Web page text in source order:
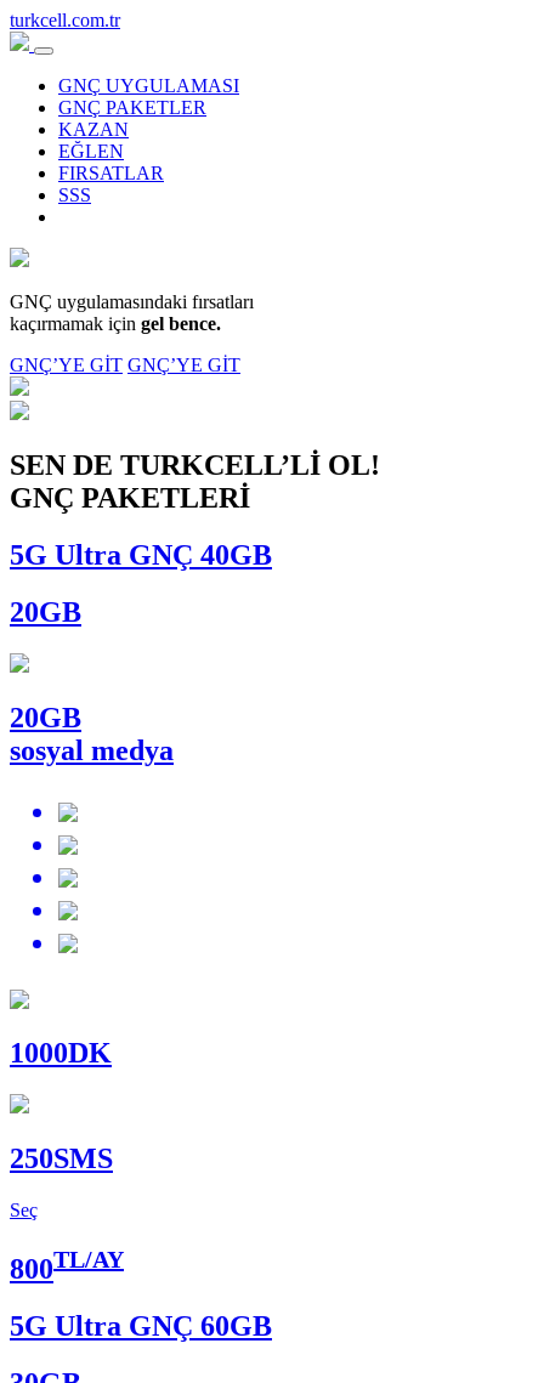
turkcell.com.tr
GNÇ UYGULAMASI
GNÇ PAKETLER
KAZAN
EĞLEN
FIRSATLAR
SSS
GNÇ uygulamasındaki fırsatları
kaçırmamak için gel bence.
GNÇ’YE GİT GNÇ’YE GİT
SEN DE TURKCELL’Lİ OL!
GNÇ PAKETLERİ
5G Ultra GNÇ 40GB
20GB
20GB
sosyal medya
1000DK
250SMS
Seç
800TL/AY
5G Ultra GNÇ 60GB